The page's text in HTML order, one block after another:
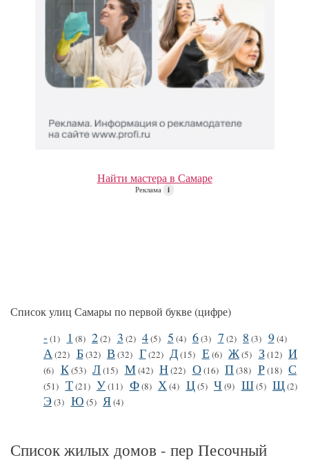
Найти мастера в Самаре
Реклама i
Список улиц Самары по первой букве (цифре)
-(1) 1 (8) 2(2) 3 (2) 4(5) 5 (4) 6(3) 7 (2) 8 (3) 9(4)
А (22) Б(32) В (32) Г(22) Д(15) Е (6) Ж(5) З(12) И
(6) К(53) Л(15) М(42) Н(22) О(16) П(38) Р(18) С
(51) Т(21) У(11) Ф(8) Х (4) Ц(5) Ч (9) Ш(5) Щ(2)
Э(3) Ю (5) Я(4)
Список жилых домов - пер Песочный